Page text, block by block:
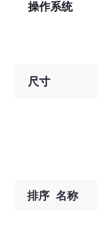
操作系统
尺寸
排序 名称